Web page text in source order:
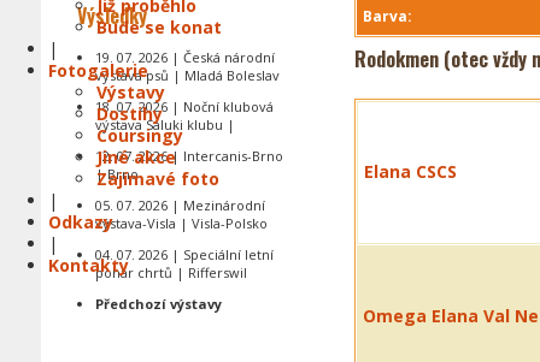
Již proběhlo
Bude se konat
|
Fotogalerie
Výstavy
Dostihy
Coursingy
Jiné akce
Zajímavé foto
|
Odkazy
|
Kontakty
Barva:
Rodokmen (otec vždy
Elana CSCS
Omega Elana Val
Výsledky
19. 07. 2026 | Česká národní
výstava psů | Mladá Boleslav
18. 07. 2026 | Noční klubová
výstava Saluki klubu |
12. 07. 2026 | Intercanis-Brno
| Brno
05. 07. 2026 | Mezinárodní
výstava-Visla | Visla-Polsko
04. 07. 2026 | Speciální letní
pohár chrtů | Rifferswil
Předchozí výstavy